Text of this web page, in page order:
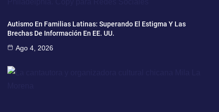
Autismo En Familias Latinas: Superando El Estigma Y Las
Brechas De Información En EE. UU.
Ago 4, 2026